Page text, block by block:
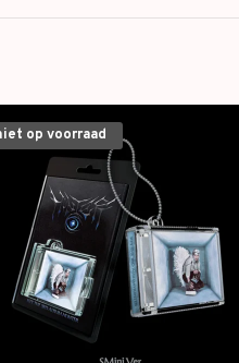
op voorraad